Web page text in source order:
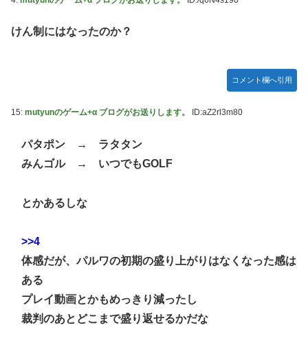
けん制にはなったのか？
コメント欄へ引用
15: mutyunのゲーム+α ブログがお送りします。 ID:aZ2rl3m80
パタポン → ラタタン
みんゴル → いつでもGOLF
とかあるしな
>>4
体感だが、パルワの初期の盛り上がりはなくなった感は
ある
プレイ動画とかもめっきり減ったし
裁判のあとどこまで盛り返せるかだな